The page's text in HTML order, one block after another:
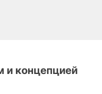
и концепцией